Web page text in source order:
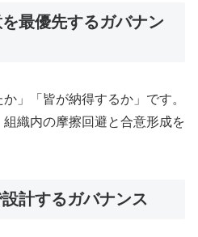
最優先するガバナン
」「皆が納得するか」です。
織内の摩擦回避と合意形成を
計するガバナンス